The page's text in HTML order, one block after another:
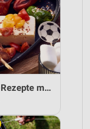
WM-Party-Rezepte mit REWE!